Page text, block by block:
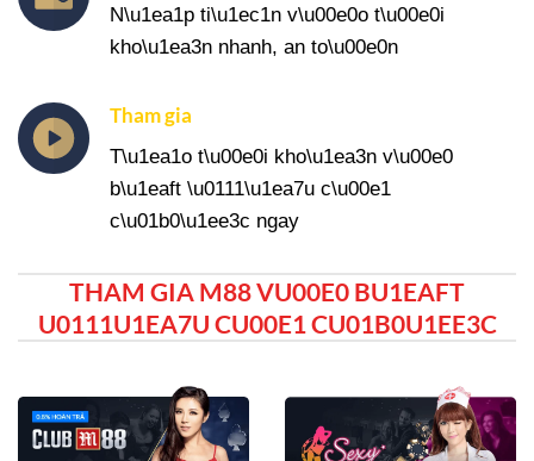
N\u1ea1p ti\u1ec1n v\u00e0o t\u00e0i
kho\u1ea3n nhanh, an to\u00e0n
Tham gia
T\u1ea1o t\u00e0i kho\u1ea3n v\u00e0
b\u1eaft \u0111\u1ea7u c\u00e1
c\u01b0\u1ee3c ngay
THAM GIA M88 VU00E0 BU1EAFT
U0111U1EA7U CU00E1 CU01B0U1EE3C